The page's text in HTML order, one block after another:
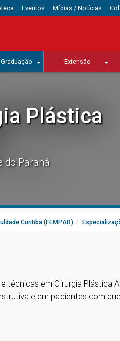
Eventos Mídias / Notícias
Extensão
Plástica
do Paraná
Curitiba (FEMPAR)
técnicas em Cirurgia Plástica
e em pacientes com